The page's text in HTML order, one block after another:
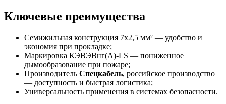
Ключевые преимущества
Семижильная конструкция 7х2,5 мм² — удобство и
экономия при прокладке;
Маркировка КЭВЭВнг(А)-LS — пониженное
дымообразование при пожаре;
Производитель Спецкабель, российское производство
— доступность и быстрая логистика;
Универсальность применения в системах безопасности.